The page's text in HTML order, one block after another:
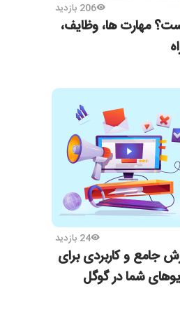
206 بازدید
مهارت ها، وظایف،
24 بازدید
جامع و کاربردی برای
شما در گوگل